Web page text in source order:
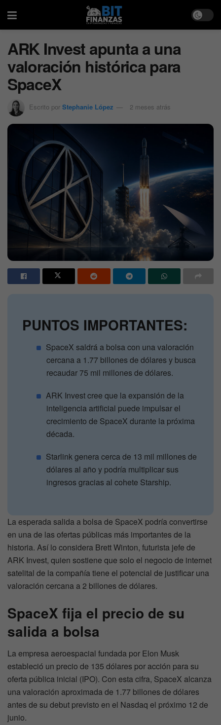
ARK Invest apunta a una
valoración histórica para
SpaceX
Escrito por Stephanie López 2 meses atrás
PUNTOS IMPORTANTES:
SpaceX saldrá a bolsa con una valoración
cercana a 1.77 billones de dólares y busca
recaudar 75 mil millones de dólares.
ARK Invest cree que la expansión de la
inteligencia artificial puede impulsar el
crecimiento de SpaceX durante la próxima
década.
Starlink genera cerca de 13 mil millones de
dólares al año y podría multiplicar sus
ingresos gracias al cohete Starship.
La esperada salida a bolsa de SpaceX podría convertirse
en una de las ofertas públicas más importantes de la
historia. Así lo considera Brett Winton, futurista jefe de
ARK Invest, quien sostiene que solo el negocio de internet
satelital de la compañía tiene el potencial de justificar una
valoración cercana a 2 billones de dólares.
SpaceX fija el precio de su
salida a bolsa
La empresa aeroespacial fundada por Elon Musk
estableció un precio de 135 dólares por acción para su
oferta pública inicial (IPO). Con esta cifra, SpaceX alcanza
una valoración aproximada de 1.77 billones de dólares
antes de su debut previsto en el Nasdaq el próximo 12 de
junio.